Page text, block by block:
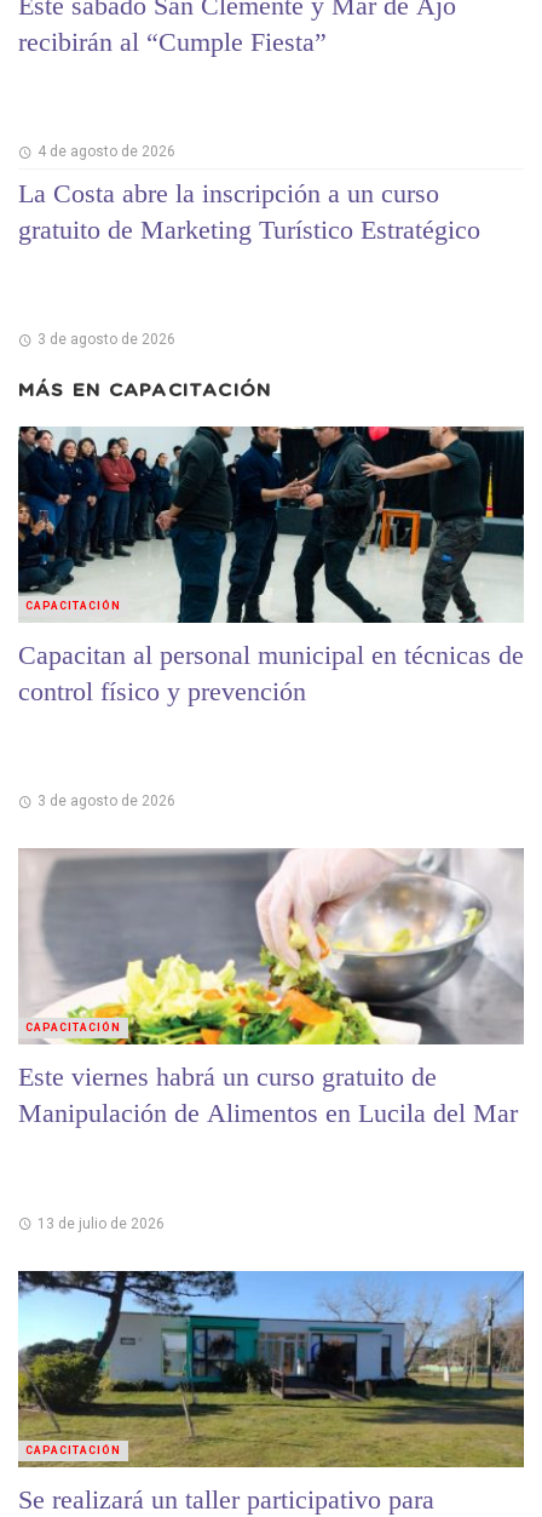
recibirán al “Cumple Fiesta”
4 de agosto de 2026
La Costa abre la inscripción a un curso
gratuito de Marketing Turístico Estratégico
3 de agosto de 2026
MÁS EN CAPACITACIÓN
Capacitan al personal municipal en técnicas de
control físico y prevención
3 de agosto de 2026
CAPACITACIÓN
Este viernes habrá un curso gratuito de
Manipulación de Alimentos en Lucila del Mar
13 de julio de 2026
CAPACITACIÓN
Se realizará un taller participativo para
CAPACITACIÓN